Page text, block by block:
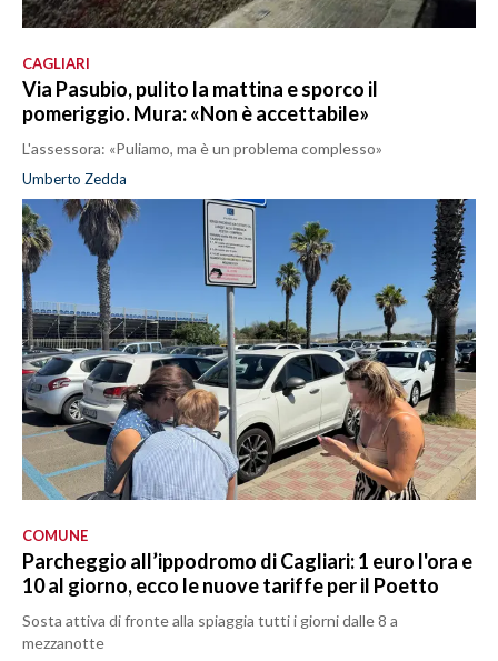
CAGLIARI
Via Pasubio, pulito la mattina e sporco il
pomeriggio. Mura: «Non è accettabile»
L'assessora: «Puliamo, ma è un problema complesso»
Umberto Zedda
COMUNE
Parcheggio all’ippodromo di Cagliari: 1 euro l'ora e
10 al giorno, ecco le nuove tariffe per il Poetto
Sosta attiva di fronte alla spiaggia tutti i giorni dalle 8 a
mezzanotte